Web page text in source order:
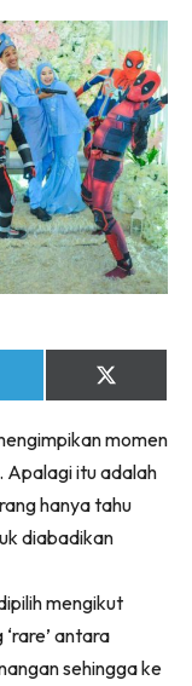
Share
on
(Twitter)
momen
Apalagi itu adalah
hanya tahu
diabadikan
mengikut
antara
sehingga ke